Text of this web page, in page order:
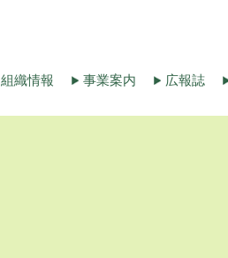
組織情報 事業案内 広報誌